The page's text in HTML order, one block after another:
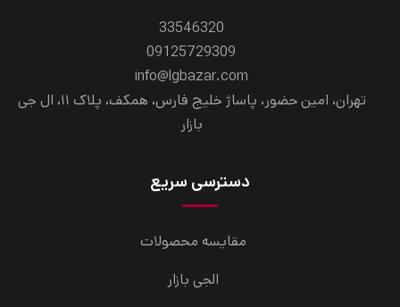
33546320
09125729309
info@lgbazar.com
تهران، امین حضور، پاساژ خلیج فارس، همکف، پلاک ۱۱، ال جی
بازار
دسترسی سریع
مقایسه محصولات
الجی بازار